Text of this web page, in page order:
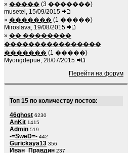
» ����� (3 �������)
musetel, 15/09/2015
» ������� (1 �����)
Miroslava, 19/08/2015
» �� ��������
����������������
������� (1 �����)
Myongdepue, 28/07/2015
Перейти на форум
Топ 15 по количеству постов:
46ghost 6230
AnKit 1415
Admin 519
-=SweD=- 442
Gurickaya13 356
Иван_Правдин 237